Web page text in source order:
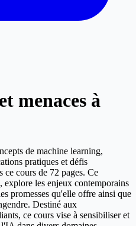
menaces à
de machine learning,
pratiques et défis
ce cours de 72 pages. Ce
les enjeux contemporains
promesses qu'elle offre ainsi que
Destiné aux
ce cours vise à sensibiliser et